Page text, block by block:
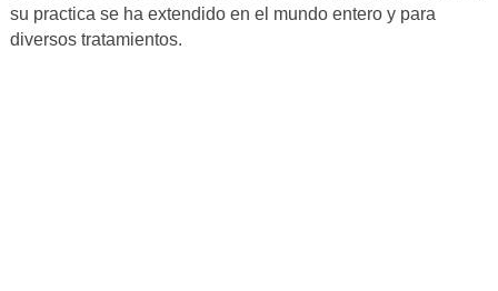
su practica se ha extendido en el mundo entero y para
diversos tratamientos.